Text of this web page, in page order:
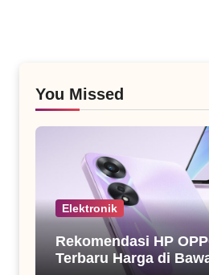
You Missed
Elektronik
Rekomendasi HP
Terbaru Harga di